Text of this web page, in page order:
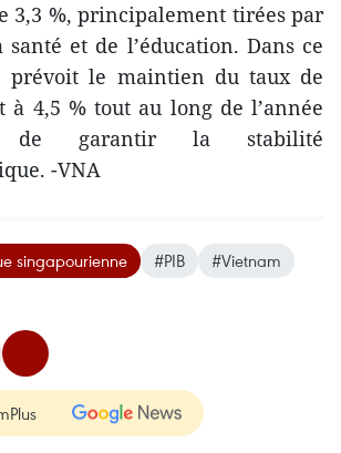
3,3 %, principalement tirées par
et de l’éducation. Dans ce
prévoit le maintien du taux de
à 4,5 % tout au long de l’année
de garantir la stabilité
-VNA
singapourienne #PIB
#Vietnam